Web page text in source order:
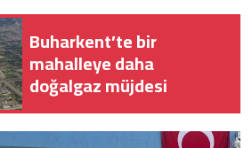
Buharkent’te bir
mahalleye daha
doğalgaz müjdesi